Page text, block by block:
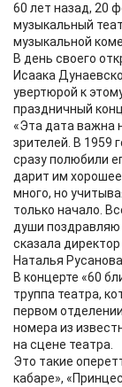
60 лет назад, 20
музыкальный
музыкальной
В день своего
Исаака
увертюрой к
праздничный
«Эта дата важна
зрителей. В 1959
сразу полюбили
дарит им
много, но
только начало.
души поздравляю
сказала
Наталья Русанова.
В концерте «60
труппа театра,
первом
номера из
на сцене театра.
Это такие
кабаре»,